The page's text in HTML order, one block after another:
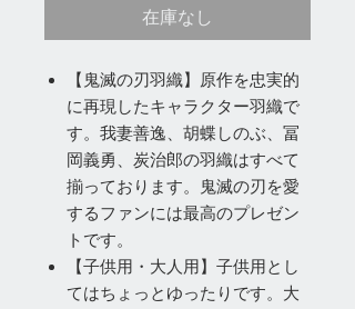
在庫なし
【鬼滅の刃羽織】原作を忠実的
に再現したキャラクター羽織で
す。我妻善逸、胡蝶しのぶ、冨
岡義勇、炭治郎の羽織はすべて
揃っております。鬼滅の刃を愛
するファンには最高のプレゼン
トです。
【子供用・大人用】子供用とし
てはちょっとゆったりです。大